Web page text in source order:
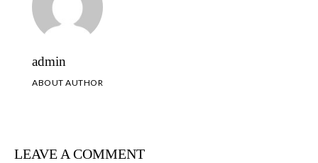
admin
ABOUT AUTHOR
LEAVE A COMMENT